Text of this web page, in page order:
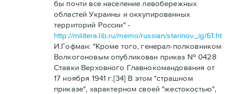
бы почти все население левобережных
областей Украины и оккупированных
территорий России" -
http://militera.lib.ru/memo/russian/starinov_ig/61.html
И.Гофман: "Кроме того, генерал-полковником
Волкогоновым опубликован приказ № 0428
Ставки Верховного Главнокомандования от
17 ноября 1941 г.[34] В этом "страшном
приказе", характерном своей "жестокостью",